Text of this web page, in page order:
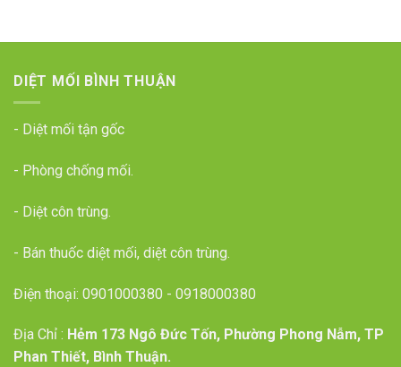
DIỆT MỐI BÌNH THUẬN
- Diệt mối tận gốc
- Phòng chống mối.
- Diệt côn trùng.
- Bán thuốc diệt mối, diệt côn trùng.
Điện thoại: 0901000380 - 0918000380
Địa Chỉ : Hẻm 173 Ngô Đức Tốn, Phường Phong Nẫm, TP
Phan Thiết, Bình Thuận.